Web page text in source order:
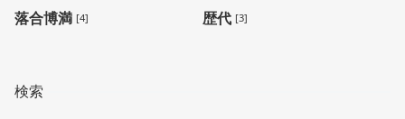
落合博満 [4] 歴代 [3]
検索